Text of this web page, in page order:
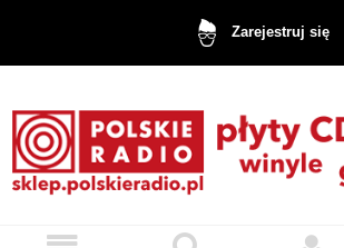
Zarejestruj się